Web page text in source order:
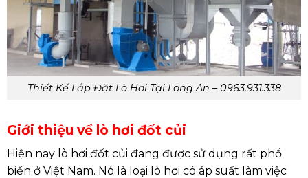
Thiết Kế Lắp Đặt Lò Hơi Tại Long An – 0963.931.338
Giới thiệu về lò hơi đốt củi
Hiện nay lò hơi đốt củi đang được sử dụng rất phổ
biến ở Việt Nam. Nó là loại lò hơi có áp suất làm việc